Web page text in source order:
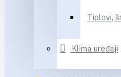
Tiplovi,
Klima uređaji